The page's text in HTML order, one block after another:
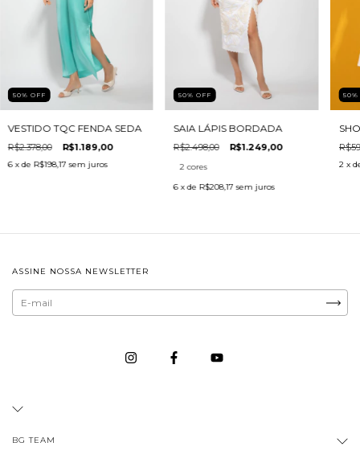
50% OFF
VESTIDO TQC FENDA SEDA
R$2.378,00 R$1.189,00
6 x de R$198,17 sem juros
50% OFF
SAIA LÁPIS BORDADA
R$2.498,00 R$1.249,00
2 cores
6 x de R$208,17 sem juros
50
2 x
ASSINE NOSSA NEWSLETTER
BG TEAM